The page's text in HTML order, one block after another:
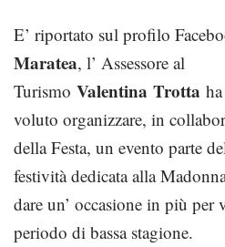
E’ riportato sul profilo
Maratea, l’ Assessore al
Turismo Valentina Trotta
voluto organizzare, in
della Festa, un evento parte
festività dedicata alla
dare un’ occasione in più per
periodo di bassa stagione.